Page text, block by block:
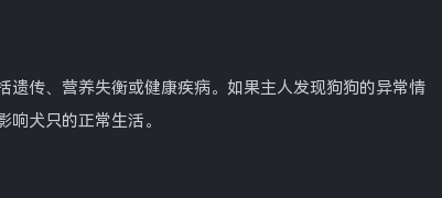
遗传、营养失衡或健康疾病。如果主人发现狗狗的异常情
犬只的正常生活。